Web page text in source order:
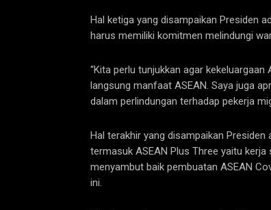
Hal ketiga yang disampaikan Presiden
harus memiliki komitmen melindungi
“Kita perlu tunjukkan agar
langsung manfaat ASEAN. Saya juga
dalam perlindungan terhadap pekerja
Hal terakhir yang disampaikan
termasuk ASEAN Plus Three yaitu
menyambut baik pembuatan ASEAN
ini.